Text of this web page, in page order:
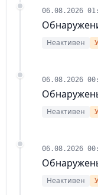
06.08.2026
Неактивен
06.08.2026
Неактивен
06.08.2026
Неактивен